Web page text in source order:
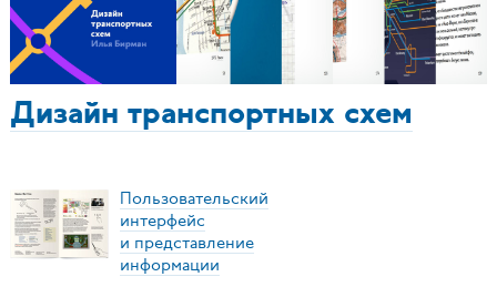
Дизайн транспортных схем
Пользовательский
интерфейс
и представление
информации